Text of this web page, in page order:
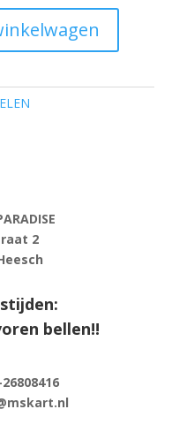
2
bellen!!
26808416